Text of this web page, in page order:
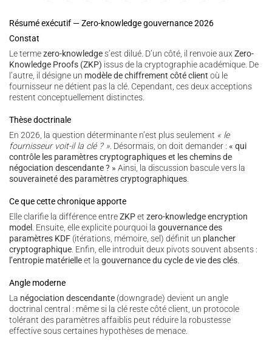
Résumé exécutif — Zero-knowledge gouvernance 2026
Constat
Le termezero-knowledges’est dilué. D’un côté, il renvoie auxZero-
Knowledge Proofs (ZKP) issus de la cryptographie académique. De
l’autre, il désigne un modèle de chiffrement côté client où le
fournisseur ne détient pas la clé. Cependant, ces deux acceptions
restent conceptuellement distinctes.
Thèse doctrinale
En 2026, la question déterminante n’est plus seulement « le
fournisseur voit-il la clé ? ». Désormais, on doit demander : « qui
contrôle les paramètres cryptographiques et les chemins de
négociation descendante ? » Ainsi, la discussion bascule vers la
souveraineté des paramètres cryptographiques.
Ce que cette chronique apporte
Elle clarifie la différence entreZKPet zero-knowledge encryption
model . Ensuite, elle explicite pourquoi la gouvernance des
paramètres KDF (itérations, mémoire, sel) définit un plancher
cryptographique. Enfin, elle introduit deux pivots souvent absents :
l’entropie matérielleet la gouvernance du cycle de vie des clés.
Angle moderne
La négociation descendante (downgrade) devient un angle
doctrinal central : même si la clé reste côté client, un protocole
tolérant des paramètres affaiblis peut réduire la robustesse
effective sous certaines hypothèses de menace.